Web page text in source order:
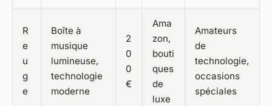
R
e
u
g
e
Boîte à
musique
lumineuse,
technologie
moderne
2
0
0
€
Ama
zon,
bouti
ques
de
luxe
Amateurs
de
technologie,
occasions
spéciales